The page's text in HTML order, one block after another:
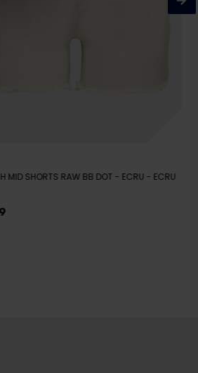
ONLBLUSH MID SHORTS RAW BB DOT - ECRU - ECRU